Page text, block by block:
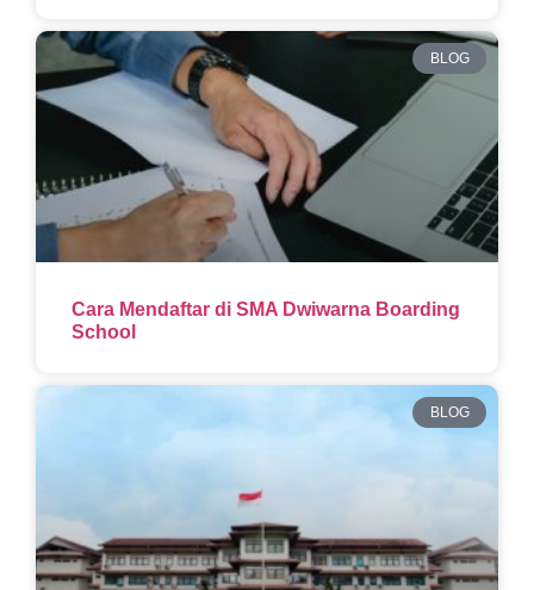
BLOG
Cara Mendaftar di SMA Dwiwarna Boarding
School
BLOG